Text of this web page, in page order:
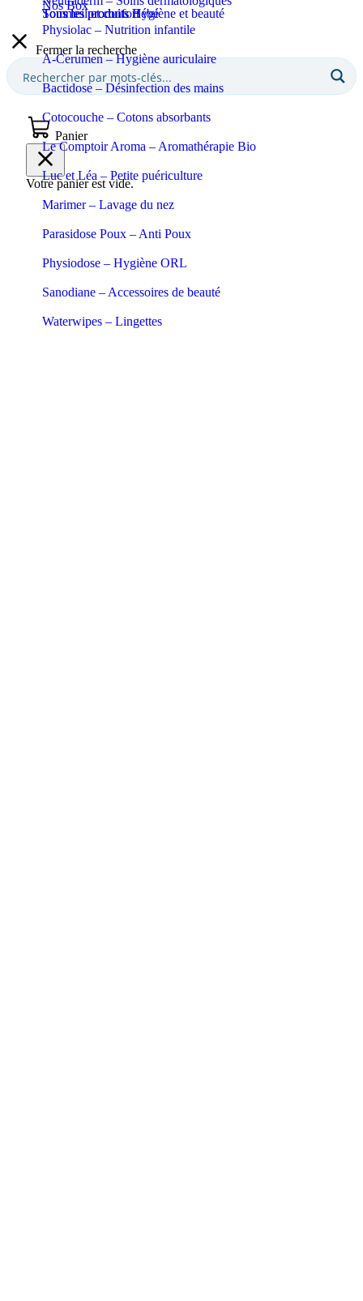
Sommeil et confort
Tous les produits Bébé
Tous les produits Hygiène et beauté
Physiolac – Nutrition infantile
A-Cerumen – Hygiène auriculaire
Bactidose – Désinfection des mains
Cotocouche – Cotons absorbants
Le Comptoir Aroma – Aromathérapie Bio
Luc et Léa – Petite puériculture
Marimer – Lavage du nez
Parasidose Poux – Anti Poux
Physiodose – Hygiène ORL
Sanodiane – Accessoires de beauté
Waterwipes – Lingettes
Nos Box
Fermer la recherche
Panier
Votre panier est vide.